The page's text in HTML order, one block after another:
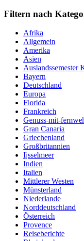
Filtern nach
Afrika
Allgemein
Amerika
Asien
Auslandssemester
Bayern
Deutschland
Europa
Florida
Frankreich
Genuss-mit-
Gran Canaria
Griechenland
Großbritannien
Ijsselmeer
Indien
Italien
Mittlerer Westen
Münsterland
Niederlande
Norddeutschland
Österreich
Provence
Reiseberichte